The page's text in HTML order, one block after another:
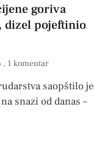
goriva
dizel pojeftinio
1 komentar
saopštilo je
snazi od danas –